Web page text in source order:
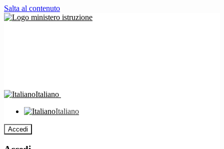
Salta al contenuto
Italiano
Italiano
Accedi